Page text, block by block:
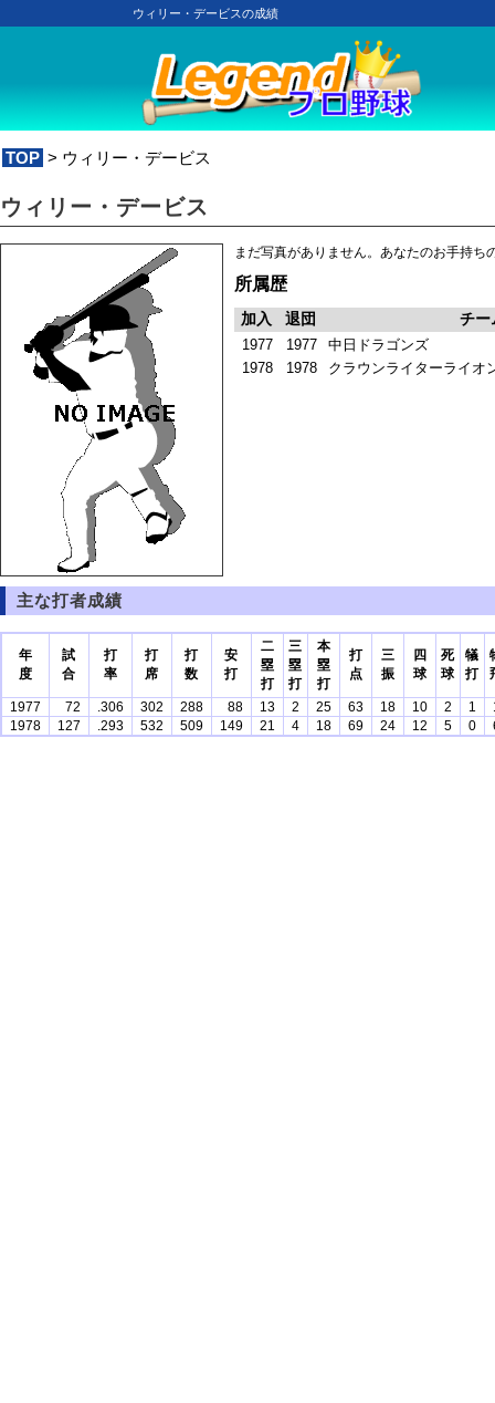
ウィリー・デービスの成績
TOP > ウィリー・デービス
ウィリー・デービス
まだ写真がありません。あなたのお手持ち
所属歴
加入 退団 チー
1977 1977
中日ドラゴンズ
1978
1978 クラウンライターライオ
主な打者成績
年
度
試
合
打
率
打
席
打
数
安
打
二
塁
打
三
塁
打
本
塁
打
打
点
三
振
四
球
死
球
犠
打
1977 72 .306 302 288 88 13 2 25 63 18 10 2 1
1978
127 .293 532 509 149 21 4 18 69 24 12 5 0